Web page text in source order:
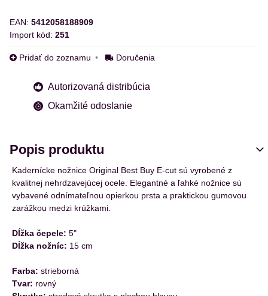
EAN: 5412058188909
Import kód: 251
Pridať do zoznamu Doručenia
Autorizovaná distribúcia
Okamžité odoslanie
Popis produktu
Kadernícke nožnice Original Best Buy E-cut sú vyrobené z
kvalitnej nehrdzavejúcej ocele. Elegantné a ľahké nožnice sú
vybavené odnímateľnou opierkou prsta a praktickou gumovou
zarážkou medzi krúžkami.
Dĺžka čepele: 5"
Dĺžka nožníc: 15 cm
Farba: strieborná
Tvar: rovný